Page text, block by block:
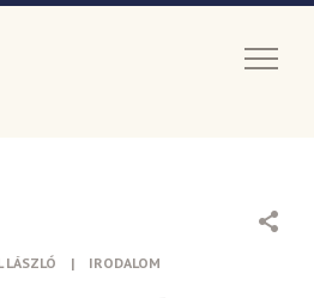
LÁSZLÓ | IRODALOM